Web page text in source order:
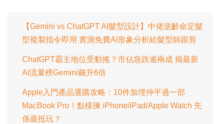
【Gemini vs ChatGPT AI髮型設計】中佬逆齡命定髮
型複製指令即用 實測免費AI形象分析給髮型師跟剪
ChatGPT霸主地位受動搖？市佔急跌逾兩成 揭最新
AI流量榜Gemini飆升6倍
Apple入門產品選購攻略：10件加埋仲平過一部
MacBook Pro！點樣揀 iPhone/iPad/Apple Watch 先
係最抵玩？